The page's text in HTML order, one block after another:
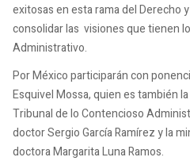
exitosas en esta rama del Derecho
consolidar las visiones que tienen
Administrativo.
Por México participarán con
Esquivel Mossa, quien es también
Tribunal de lo Contencioso
doctor Sergio García Ramírez y la
doctora Margarita Luna Ramos.